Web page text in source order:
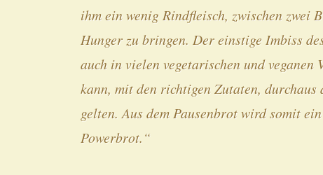
ihm ein wenig Rindfleisch, zwischen zwei
Hunger zu bringen. Der einstige Imbiss
auch in vielen vegetarischen und
kann, mit den richtigen Zutaten,
gelten. Aus dem Pausenbrot wird somit
Powerbrot.“